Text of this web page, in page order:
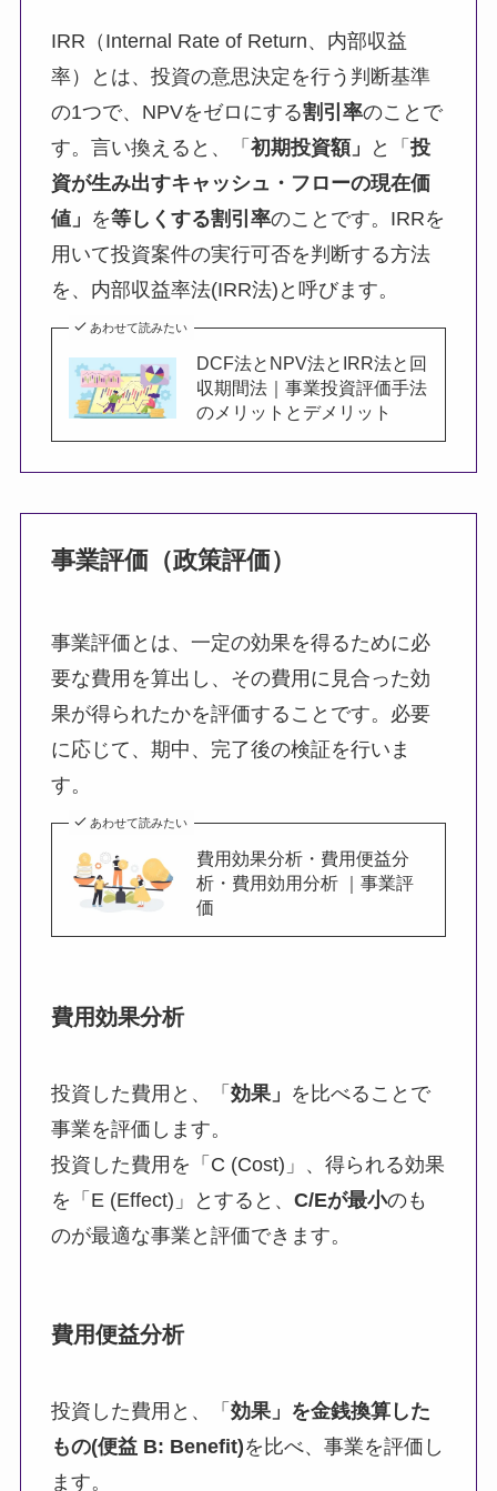
IRR（Internal Rate of Return、内部収益
率）とは、投資の意思決定を行う判断基準
の1つで、NPVをゼロにする割引率のことで
す。言い換えると、「 初期投資額」 と「 投
資が生み出すキャッシュ・フローの現在価
値」 を等しくする割引率のことです。IRRを
用いて投資案件の実行可否を判断する方法
を、内部収益率法(IRR法)と呼びます。
あわせて読みたい
DCF法とNPV法とIRR法と回
収期間法｜事業投資評価手法
のメリットとデメリット
事業評価（政策評価）
事業評価とは、一定の効果を得るために必
要な費用を算出し、その費用に見合った効
果が得られたかを評価することです。必要
に応じて、期中、完了後の検証を行いま
す。
あわせて読みたい
費用効果分析・費用便益分
析・費用効用分析 ｜事業評
価
費用効果分析
投資した費用と、「 効果」 を比べることで
事業を評価します。
投資した費用を「C (Cost)」、得られる効果
を「E (Effect)」とすると、 C/Eが最小のも
のが最適な事業と評価できます。
費用便益分析
投資した費用と、「 効果」を金銭換算した
もの(便益 B: Benefit)を比べ、事業を評価し
ます。